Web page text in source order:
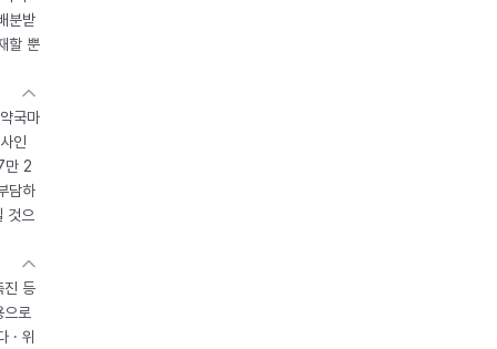
분받
할 뿐
국마
인
만 2
담하
것으
진 등
로
· 위